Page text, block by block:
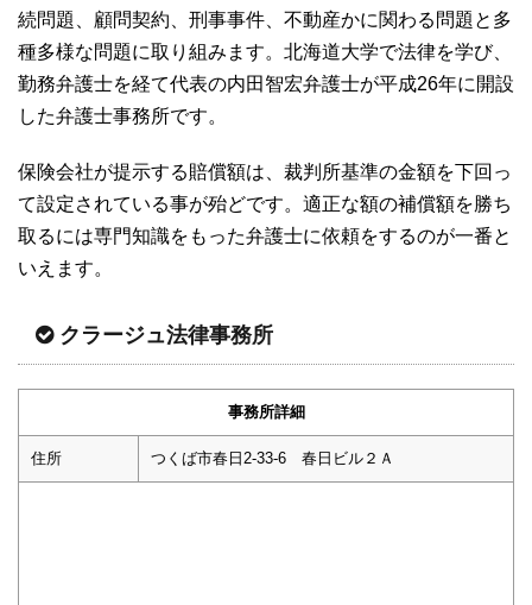
続問題、顧問契約、刑事事件、不動産かに関わる問題と多
種多様な問題に取り組みます。北海道大学で法律を学び、
勤務弁護士を経て代表の内田智宏弁護士が平成26年に開設
した弁護士事務所です。
保険会社が提示する賠償額は、裁判所基準の金額を下回っ
て設定されている事が殆どです。適正な額の補償額を勝ち
取るには専門知識をもった弁護士に依頼をするのが一番と
いえます。
クラージュ法律事務所
事務所詳細
住所 つくば市春日2-33-6 春日ビル２Ａ